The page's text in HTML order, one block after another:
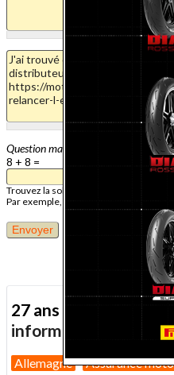
Question mathématique
8 + 8 =
Trouvez la solution de ce problème
Par exemple, pour 1 + 3, saisissez 4.
27 ans d'actualité
informations depuis
Allemagne Assurance moto